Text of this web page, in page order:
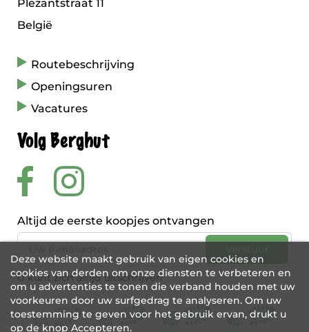
Plezantstraat 11
België
Routebeschrijving
Openingsuren
Vacatures
Volg Berghut
Altijd de eerste koopjes ontvangen
U kunt zich altijd uitschrijven
Deze website maakt gebruik van eigen cookies en
cookies van derden om onze diensten te verbeteren en
om u advertenties te tonen die verband houden met uw
voorkeuren door uw surfgedrag te analyseren. Om uw
toestemming te geven voor het gebruik ervan, drukt u
op de knop Accepteren.